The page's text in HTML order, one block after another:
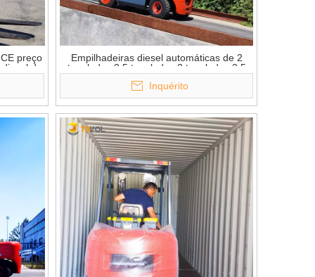
preço
de
Empilhadeiras diesel automáticas de 2
toneladas 2,5 toneladas 3 toneladas 3,5
toneladas 4 toneladas 5 toneladas com
mastro frente e verso/triplex
Inquérito